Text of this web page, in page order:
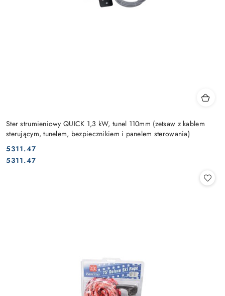
Ster strumieniowy QUICK 1,3 kW, tunel 110mm (zetsaw z kablem
sterującym, tunelem, bezpiecznikiem i panelem sterowania)
Cena:
5311.47
Cena:
5311.47